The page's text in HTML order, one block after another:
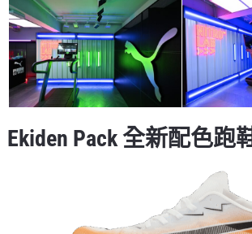
Ekiden Pack 全新配色跑